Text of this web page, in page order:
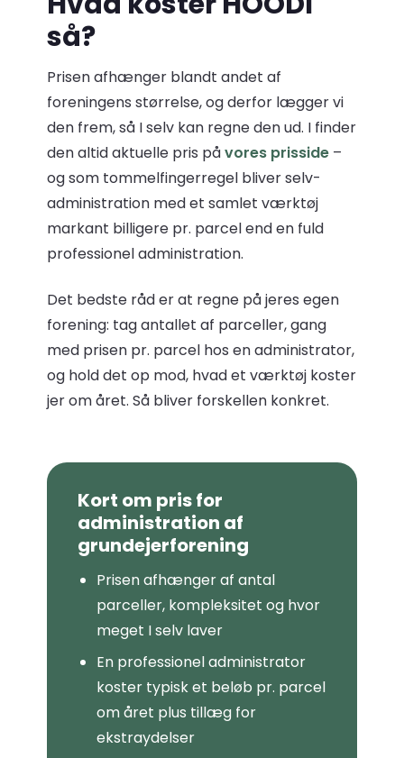
så?
Prisen afhænger blandt andet af
foreningens størrelse, og derfor lægger vi
den frem, så I selv kan regne den ud. I finder
den altid aktuelle pris påvores prisside –
og som tommelfingerregel bliver selv-
administration med et samlet værktøj
markant billigere pr. parcel end en fuld
professionel administration.
Det bedste råd er at regne på jeres egen
forening: tag antallet af parceller, gang
med prisen pr. parcel hos en administrator,
og hold det op mod, hvad et værktøj koster
jer om året. Så bliver forskellen konkret.
Kort om pris for
administration af
grundejerforening
Prisen afhænger af antal
parceller, kompleksitet og hvor
meget I selv laver
En professionel administrator
koster typisk et beløb pr. parcel
om året plus tillæg for
ekstraydelser